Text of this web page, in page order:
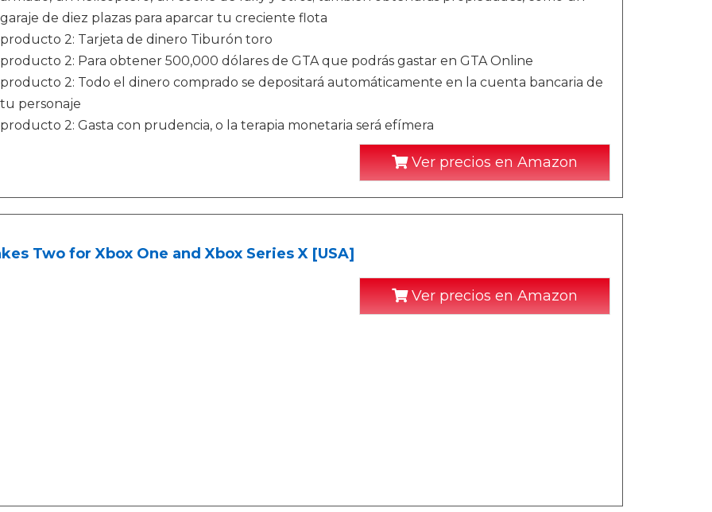
garaje de diez plazas para aparcar tu creciente flota
producto 2: Tarjeta de dinero Tiburón toro
producto 2: Para obtener 500,000 dólares de GTA que podrás gastar en GTA Online
producto 2: Todo el dinero comprado se depositará automáticamente en la cuenta bancaria de
tu personaje
producto 2: Gasta con prudencia, o la terapia monetaria será efímera
Ver precios en Amazon
Two for Xbox One and Xbox Series X [USA]
Ver precios en Amazon